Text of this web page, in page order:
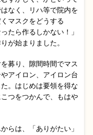
なく、リハ等で院内を
マスクをどうする
たら作るしかない！」
が始まりました。
募り、隙間時間でマス
アイロン、アイロン台
。はじめは要領を得な
つをつかんで、もはや
らは、「ありがたい」